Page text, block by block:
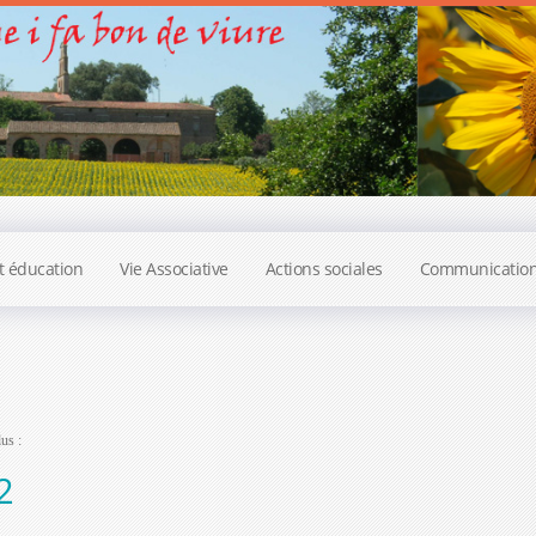
éducation Vie Associative Actions sociales
: